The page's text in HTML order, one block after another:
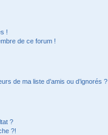
!
de ce forum !
de ma liste d’amis ou d’ignorés ?
?
?!